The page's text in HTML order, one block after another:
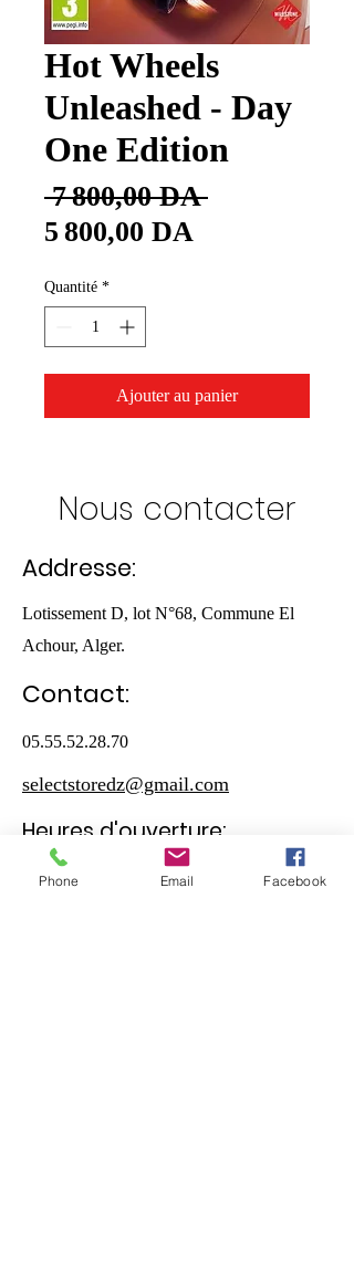
Hot Wheels
Unleashed - Day
One Edition
7 800,00 DA Prix
5 800,00 DA
Quantité *
Ajouter au panier
Nous contacter
Addresse:
Lotissement D, lot N°68, Commune El
Achour, Alger.
Contact:
05.55.52.28.70
selectstoredz@gmail.com
Heures d'ouverture:
Samedi - Jeudi 10:30 – 19:00
Phone Email Facebook